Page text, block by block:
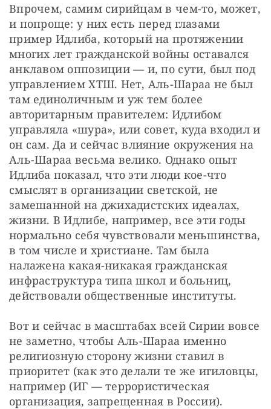
Впрочем, самим сирийцам в чем-то, может,
и попроще: у них есть перед глазами
пример Идлиба, который на протяжении
многих лет гражданской войны оставался
анклавом оппозиции — и, по сути, был под
управлением ХТШ. Нет, Аль-Шараа не был
там единоличным и уж тем более
авторитарным правителем: Идлибом
управляла «шура», или совет, куда входил и
он сам. Да и сейчас влияние окружения на
Аль-Шараа весьма велико. Однако опыт
Идлиба показал, что эти люди кое-что
смыслят в организации светской, не
замешанной на джихадистских идеалах,
жизни. В Идлибе, например, все эти годы
нормально себя чувствовали меньшинства,
в том числе и христиане. Там была
налажена какая-никакая гражданская
инфраструктура типа школ и больниц,
действовали общественные институты.
Вот и сейчас в масштабах всей Сирии вовсе
не заметно, чтобы Аль-Шараа именно
религиозную сторону жизни ставил в
приоритет (как это делали те же игиловцы,
например (ИГ — террористическая
организация, запрещенная в России).